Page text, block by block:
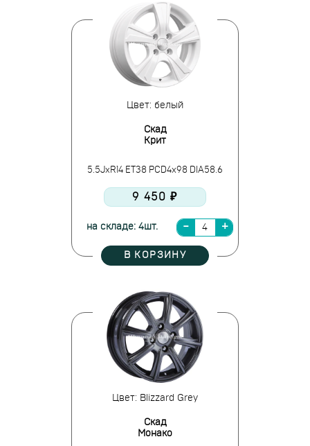
Цвет: белый
Скад
Крит
5.5JxR14 ET38 PCD4x98 DIA58.6
9 450 ₽
на складе: 4шт.
В КОРЗИНУ
Цвет: Blizzard Grey
Скад
Монако